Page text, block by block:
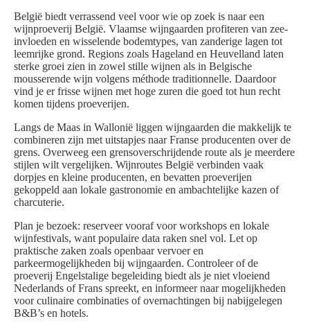
België biedt verrassend veel voor wie op zoek is naar een
wijnproeverij België. Vlaamse wijngaarden profiteren van zee-
invloeden en wisselende bodemtypes, van zanderige lagen tot
leemrijke grond. Regions zoals Hageland en Heuvelland laten
sterke groei zien in zowel stille wijnen als in Belgische
mousserende wijn volgens méthode traditionnelle. Daardoor
vind je er frisse wijnen met hoge zuren die goed tot hun recht
komen tijdens proeverijen.
Langs de Maas in Wallonië liggen wijngaarden die makkelijk te
combineren zijn met uitstapjes naar Franse producenten over de
grens. Overweeg een grensoverschrijdende route als je meerdere
stijlen wilt vergelijken. Wijnroutes België verbinden vaak
dorpjes en kleine producenten, en bevatten proeverijen
gekoppeld aan lokale gastronomie en ambachtelijke kazen of
charcuterie.
Plan je bezoek: reserveer vooraf voor workshops en lokale
wijnfestivals, want populaire data raken snel vol. Let op
praktische zaken zoals openbaar vervoer en
parkeermogelijkheden bij wijngaarden. Controleer of de
proeverij Engelstalige begeleiding biedt als je niet vloeiend
Nederlands of Frans spreekt, en informeer naar mogelijkheden
voor culinaire combinaties of overnachtingen bij nabijgelegen
B&B’s en hotels.